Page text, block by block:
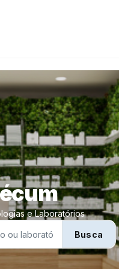
e Laboratórios
Busca